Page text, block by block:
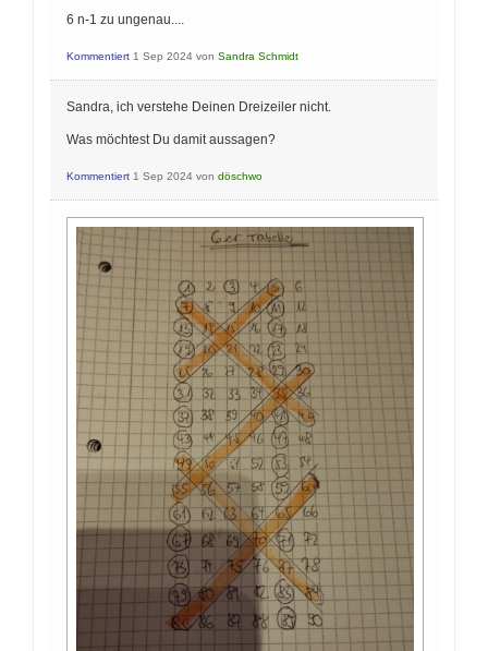
6 n-1 zu ungenau....
Kommentiert 1 Sep 2024 von Sandra Schmidt
Sandra, ich verstehe Deinen Dreizeiler nicht.
Was möchtest Du damit aussagen?
Kommentiert 1 Sep 2024 von döschwo